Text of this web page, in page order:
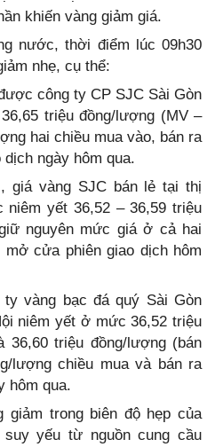
khiến vàng giảm giá.
nước, thời điểm lúc 09h30
nhẹ, cụ thể:
công ty CP SJC Sài Gòn
triệu đồng/lượng (MV –
hai chiều mua vào, bán ra
ngày hôm qua.
giá vàng SJC bán lẻ tại thị
yết 36,52 – 36,59 triệu
nguyên mức giá ở cả hai
cửa phiên giao dịch hôm
vàng bạc đá quý Sài Gòn
niêm yết ở mức 36,52 triệu
36,60 triệu đồng/lượng (bán
lượng chiều mua và bán ra
hôm qua.
giảm trong biên độ hẹp của
yếu từ nguồn cung cầu